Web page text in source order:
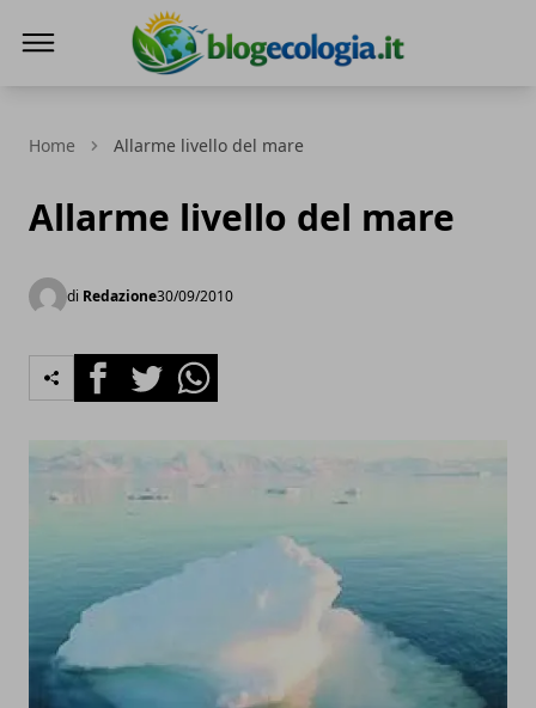
Home Allarme livello del mare
Allarme livello del mare
di Redazione30/09/2010
FacebookTwitterWhatsapp